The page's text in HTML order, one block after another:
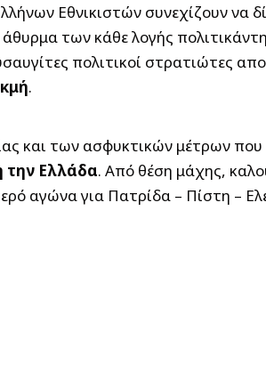
Εθνικιστών συνεχίζουν να
άθυρμα των κάθε λογής
πολιτικοί στρατιώτες
.
και των ασφυκτικών μέτρων
την Ελλάδα. Από θέση μάχης,
αγώνα για Πατρίδα – Πίστη –